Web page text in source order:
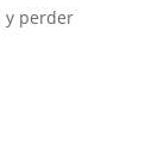
y perder